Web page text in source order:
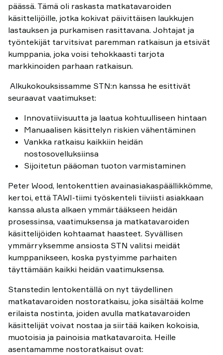
päässä. Tämä oli raskasta matkatavaroiden
käsittelijöille, jotka kokivat päivittäisen laukkujen
lastauksen ja purkamisen rasittavana. Johtajat ja
työntekijät tarvitsivat paremman ratkaisun ja etsivät
kumppania, joka voisi tehokkaasti tarjota
markkinoiden parhaan ratkaisun.
Alkukokouksissamme STN:n kanssa he esittivät
seuraavat vaatimukset:
Innovatiivisuutta ja laatua kohtuulliseen hintaan
Manuaalisen käsittelyn riskien vähentäminen
Vankka ratkaisu kaikkiin heidän
nostosovelluksiinsa
Sijoitetun pääoman tuoton varmistaminen
Peter Wood, lentokenttien avainasiakaspäällikkömme,
kertoi, että TAWI-tiimi työskenteli tiiviisti asiakkaan
kanssa alusta alkaen ymmärtääkseen heidän
prosessinsa, vaatimuksensa ja matkatavaroiden
käsittelijöiden kohtaamat haasteet. Syvällisen
ymmärryksemme ansiosta STN valitsi meidät
kumppanikseen, koska pystyimme parhaiten
täyttämään kaikki heidän vaatimuksensa.
Stanstedin lentokentällä on nyt täydellinen
matkatavaroiden nostoratkaisu, joka sisältää kolme
erilaista nostinta, joiden avulla matkatavaroiden
käsittelijät voivat nostaa ja siirtää kaiken kokoisia,
muotoisia ja painoisia matkatavaroita. Heille
asentamamme nostoratkaisut ovat: